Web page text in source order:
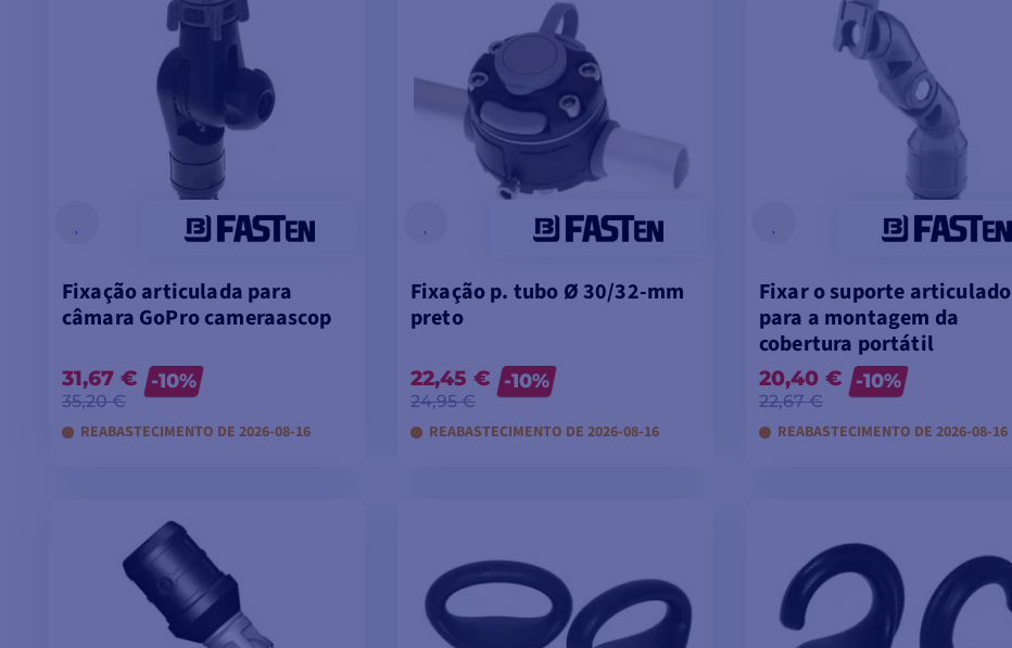
Fixação articulada para
câmara GoPro cameraascop
31,67 €
35,20 €
-10%
REABASTECIMENTO DE 2026-08-16
Fixação p. tubo Ø 30/32-mm
preto
22,45 €
24,95 €
-10%
REABASTECIMENTO DE 2026-08-16
Fixar o suporte articulado
para a montagem da
cobertura portátil
20,40 €
22,67 €
-10%
REABASTECIMENTO DE 2026-08-16